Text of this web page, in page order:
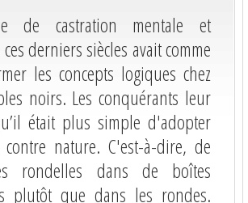
de castration mentale et
derniers siècles avait comme
les concepts logiques chez
noirs. Les conquérants leur
était plus simple d'adopter
nature. C'est-à-dire, de
rondelles dans de boîtes
plutôt que dans les rondes.